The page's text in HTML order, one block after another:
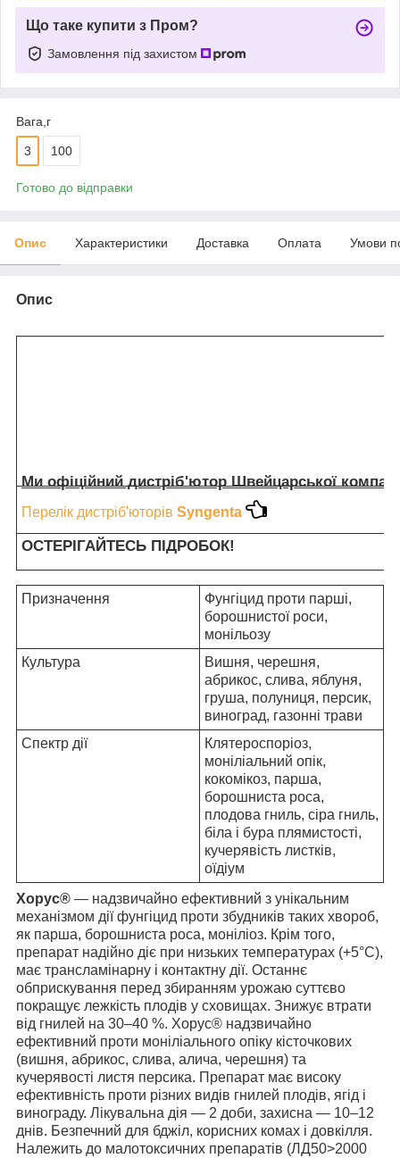
Що таке купити з Пром?
Замовлення під захистом
Вага,г
3 100
Готово до відправки
Опис Характеристики Доставка Оплата Умови
Опис
Ми офіційний дистріб'ютор Швейцарської
Перелік дистріб'юторів Syngenta
ОСТЕРІГАЙТЕСЬ ПІДРОБОК!
Призначення
Фунгіцид проти парші,
борошнистої роси,
монільозу
Культура
Вишня, черешня,
абрикос, слива, яблуня,
груша, полуниця, персик,
виноград, газонні трави
Спектр дії
Клятероспоріоз,
моніліальний опік,
кокомікоз, парша,
борошниста роса,
плодова гниль, сіра гниль,
біла і бура плямистості,
кучерявість листків,
оїдіум
Хорус® — надзвичайно ефективний з унікальним
механізмом дії фунгіцид проти збудників таких хвороб,
як парша, борошниста роса, моніліоз. Крім того,
препарат надійно діє при низьких температурах (+5°С),
має трансламінарну і контактну дії. Останнє
обприскування перед збиранням урожаю суттєво
покращує лежкість плодів у сховищах. Знижує втрати
від гнилей на 30–40 %. Хорус® надзвичайно
ефективний проти моніліального опіку кісточкових
(вишня, абрикос, слива, алича, черешня) та
кучерявості листя персика. Препарат має високу
ефективність проти різних видів гнилей плодів, ягід і
винограду. Лікувальна дія — 2 доби, захисна — 10–12
днів. Безпечний для бджіл, корисних комах і довкілля.
Належить до малотоксичних препаратів (ЛД50>2000